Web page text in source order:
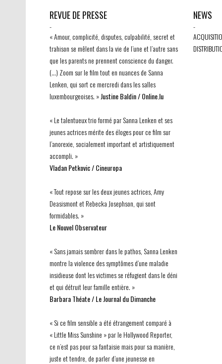
REVUE DE PRESSE
-
« Amour, complicité, disputes, culpabilité, secret et
trahison se mêlent dans la vie de l’une et l’autre sans
que les parents ne prennent conscience du danger.
(…) Zoom sur le film tout en nuances de Sanna
Lenken, qui sort ce mercredi dans les salles
luxembourgeoises. »Justine Baldin / Online.lu
« Le talentueux trio formé par Sanna Lenken et ses
jeunes actrices mérite des éloges pour ce film sur
l’anorexie, socialement important et artistiquement
accompli. »
Vladan Petkovic / Cineuropa
« Tout repose sur les deux jeunes actrices, Amy
Deasismont et Rebecka Josephson, qui sont
formidables. »
Le Nouvel Observateur
« Sans jamais sombrer dans le pathos, Sanna Lenken
montre la violence des symptômes d’une maladie
insidieuse dont les victimes se réfugient dans le déni
et qui détruit leur famille entière. »
Barbara Théate / Le Journal du Dimanche
« Si ce film sensible a été étrangement comparé à
« Little Miss Sunshine » par le Hollywood Reporter,
ce n’est pas pour sa fantaisie mais pour sa manière,
juste et tendre, de parler d’une jeunesse en
NEWS
-